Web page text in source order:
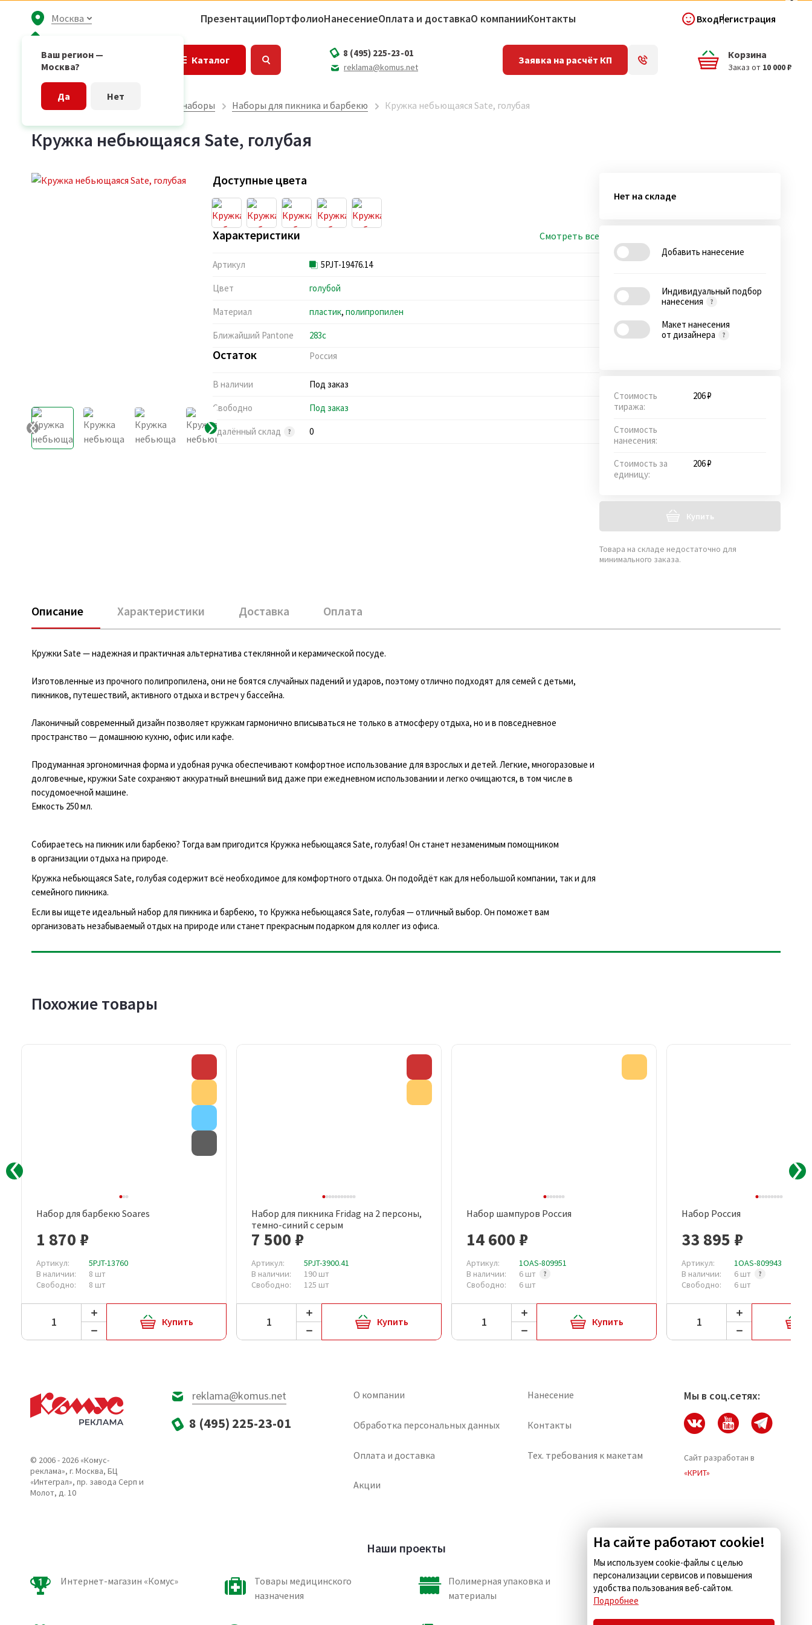
Москва
Ваш регион —
Москва?
Да Нет
ПрезентацииПортфолиоНанесениеОплата и доставкаО компанииКонтакты ВходРегистрация
Каталог Корзина
Заказ от 10 000 ₽
8 (495) 225-23-01
reklama@komus.net
Заявка на расчёт КП
Главная страница Подарочные наборы Наборы для пикника и барбекю Кружка небьющаяся Sate, голубая
Кружка небьющаяся Sate, голубая
Доступные цвета
Характеристики Смотреть все
Артикул 5PJT-19476.14
Цвет голубой
Материал пластик, полипропилен
Ближайший Pantone 283c
Остаток Россия
В наличии Под заказ
Свободно Под заказ
Удалённый склад 0
Нет на складе
Добавить нанесение
Индивидуальный подбор
нанесения
Макет нанесения
от дизайнера
Стоимость
тиража:
206 ₽
Стоимость
нанесения:
Стоимость за
единицу:
206 ₽
Купить
Товара на складе недостаточно для
минимального заказа.
Описание Характеристики Доставка Оплата
Кружки Sate — надежная и практичная альтернатива стеклянной и керамической посуде.
Изготовленные из прочного полипропилена, они не боятся случайных падений и ударов, поэтому отлично подходят для семей с детьми,
пикников, путешествий, активного отдыха и встреч у бассейна.
Лаконичный современный дизайн позволяет кружкам гармонично вписываться не только в атмосферу отдыха, но и в повседневное
пространство — домашнюю кухню, офис или кафе.
Продуманная эргономичная форма и удобная ручка обеспечивают комфортное использование для взрослых и детей. Легкие, многоразовые и
долговечные, кружки Sate сохраняют аккуратный внешний вид даже при ежедневном использовании и легко очищаются, в том числе в
посудомоечной машине.
Емкость 250 мл.
Собираетесь на пикник или барбекю? Тогда вам пригодится Кружка небьющаяся Sate, голубая! Он станет незаменимым помощником
в организации отдыха на природе.
Кружка небьющаяся Sate, голубая содержит всё необходимое для комфортного отдыха. Он подойдёт как для небольшой компании, так и для
семейного пикника.
Если вы ищете идеальный набор для пикника и барбекю, то Кружка небьющаяся Sate, голубая — отличный выбор. Он поможет вам
организовать незабываемый отдых на природе или станет прекрасным подарком для коллег из офиса.
Похожие товары
Быстрый просмотр
Набор для барбекю Soares
1 870 ₽
Артикул:
5PJT-13760
В наличии:
8 шт
Свободно:
8 шт
Купить
Быстрый просмотр
Набор для пикника Fridag на 2 персоны,
темно-синий с серым
7 500 ₽
Артикул:
5PJT-3900.41
В наличии:
190 шт
Свободно:
125 шт
Купить
Быстрый просмотр
Набор шампуров Россия
14 600 ₽
Артикул:
1OAS-809951
В наличии:
6 шт
Свободно:
6 шт
Купить
Быстрый просмотр
Набор Россия
33 895 ₽
Артикул:
1OAS-809943
В наличии:
6 шт
Свободно:
6 шт
© 2006 - 2026 «Комус-
реклама», г. Москва, БЦ
«Интеграл», пр. завода Серп и
Молот, д. 10
reklama@komus.net
8 (495) 225-23-01
О компании Нанесение
Обработка персональных данных Контакты
Оплата и доставка Тех. требования к макетам
Акции
Мы в соц.сетях:
Сайт разработан в
«КРИТ»
Наши проекты
Интернет-магазин «Комус»
Товары медицинского
назначения
Полимерная упаковка и
материалы
Комус.Есть — кейтеринг для
На сайте работают cookie!
Мы используем cookie-файлы с целью
персонализации сервисов и повышения
удобства пользования веб-сайтом.
Подробнее